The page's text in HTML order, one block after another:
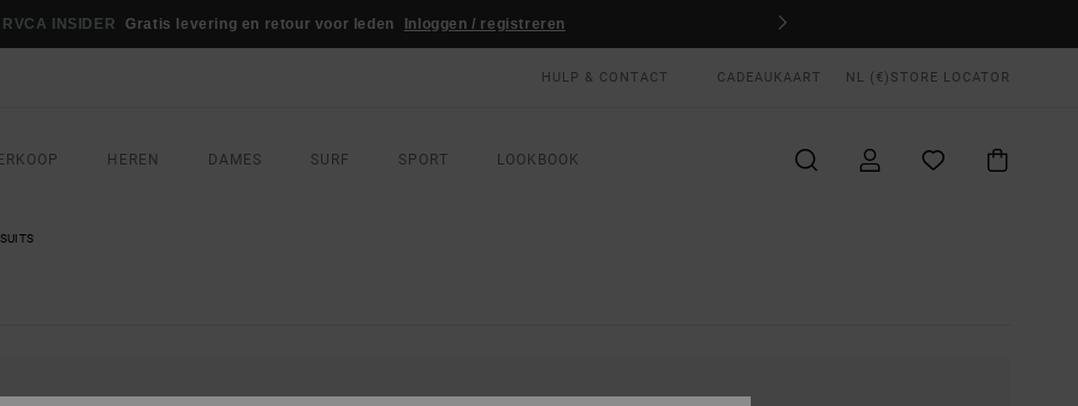
RVCA INSIDER Gratis levering en retour voor leden Inloggen / registreren
HULP & CONTACT CADEAUKAART NL (€) STORE LOCATOR
HEREN DAMES SURF SPORT LOOKBOOK